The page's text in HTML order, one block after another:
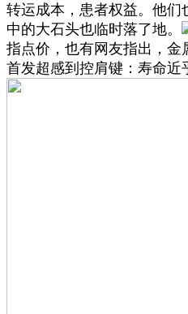
转运成本，患者权益。他们
中的大石头也临时落了地。
指点价，也有网友指出，金
首发超感到控肩键：寿命近